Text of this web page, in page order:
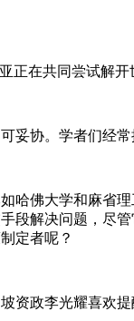
正在共同尝试解
妥协。学者们经
哈佛大学和麻省
段解决问题，尽
定者呢？
资政李光耀喜欢